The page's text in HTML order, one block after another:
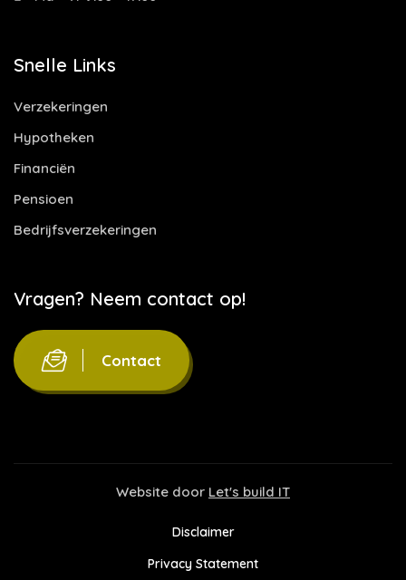
Snelle Links
Verzekeringen
Hypotheken
Financiën
Pensioen
Bedrijfsverzekeringen
Vragen? Neem contact op!
Contact
Website door Let's build IT
Disclaimer
Privacy Statement